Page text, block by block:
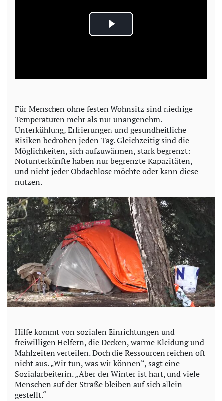
P
a
y
V
i
d
o
Für Menschen ohne festen Wohnsitz sind niedrige
Temperaturen mehr als nur unangenehm.
Unterkühlung, Erfrierungen und gesundheitliche
Risiken bedrohen jeden Tag. Gleichzeitig sind die
Möglichkeiten, sich aufzuwärmen, stark begrenzt:
Notunterkünfte haben nur begrenzte Kapazitäten,
und nicht jeder Obdachlose möchte oder kann diese
nutzen.
Hilfe kommt von sozialen Einrichtungen und
freiwilligen Helfern, die Decken, warme Kleidung und
Mahlzeiten verteilen. Doch die Ressourcen reichen oft
nicht aus. „Wir tun, was wir können“, sagt eine
Sozialarbeiterin. „Aber der Winter ist hart, und viele
Menschen auf der Straße bleiben auf sich allein
gestellt.“